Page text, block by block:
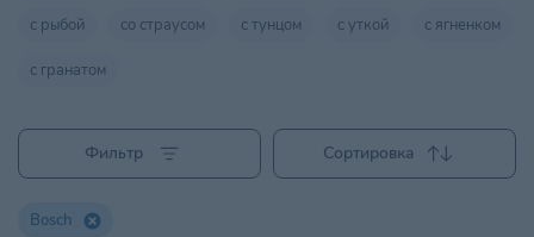
с рыбой со страусом с тунцом с уткой с ягненком
с гранатом
Фильтр Сортировка
Bosch